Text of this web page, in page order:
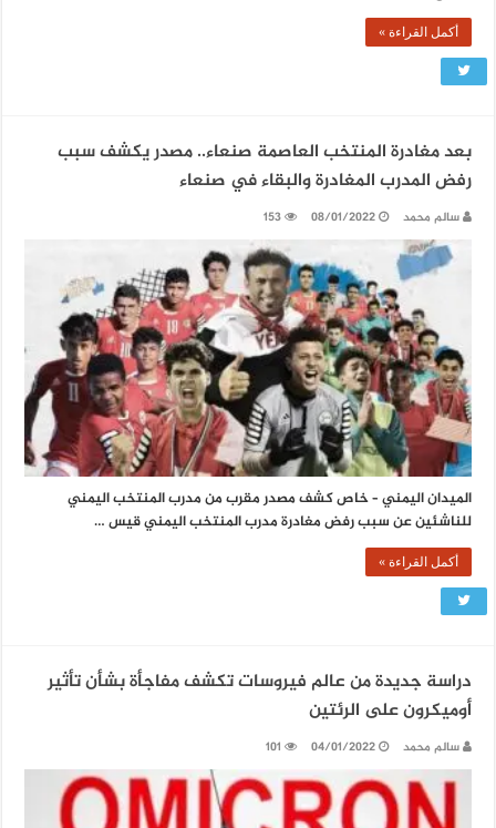
أكمل القراءة »
بعد مغادرة المنتخب العاصمة صنعاء.. مصدر يكشف سبب
رفض المدرب المغادرة والبقاء في صنعاء
سالم محمد 08/01/2022
153
الميدان اليمني – خاص كشف مصدر مقرب من مدرب المنتخب اليمني
للناشئين عن سبب رفض مغادرة مدرب المنتخب اليمني قيس …
أكمل القراءة »
دراسة جديدة من عالم فيروسات تكشف مفاجأة بشأن تأثير
أوميكرون على الرئتين
سالم محمد 04/01/2022
101